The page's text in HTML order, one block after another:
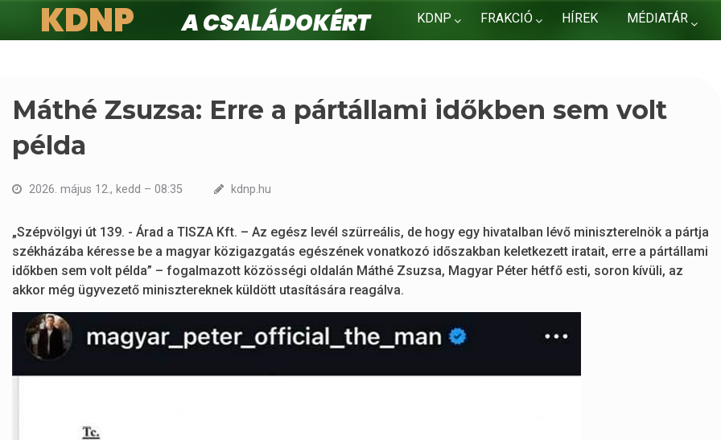
KDNP FRAKCIÓ HÍREK MÉDIATÁR
KDNP
A családokért.
Máthé Zsuzsa: Erre a pártállami időkben sem volt
példa
2026. május 12., kedd – 08:35 kdnp.hu
„Szépvölgyi út 139. - Árad a TISZA Kft. – Az egész levél szürreális, de hogy egy hivatalban lévő miniszterelnök a pártja
székházába kéresse be a magyar közigazgatás egészének vonatkozó időszakban keletkezett iratait, erre a pártállami
időkben sem volt példa” – fogalmazott közösségi oldalán Máthé Zsuzsa, Magyar Péter hétfő esti, soron kívüli, az
akkor még ügyvezető minisztereknek küldött utasítására reagálva.